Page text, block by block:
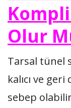
Olur
Tarsal tünel
kalıcı ve
sebep